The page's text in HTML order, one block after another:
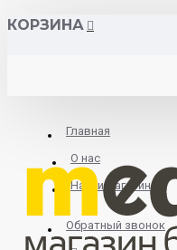
КОРЗИНА
Главная
О нас
Найти магазин
Обратный звонок